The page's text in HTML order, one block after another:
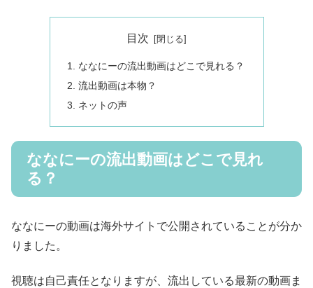
目次
ななにーの流出動画はどこで見れる？
流出動画は本物？
ネットの声
ななにーの流出動画はどこで見れ
る？
ななにーの動画は海外サイトで公開されていることが分か
りました。
視聴は自己責任となりますが、流出している最新の動画ま